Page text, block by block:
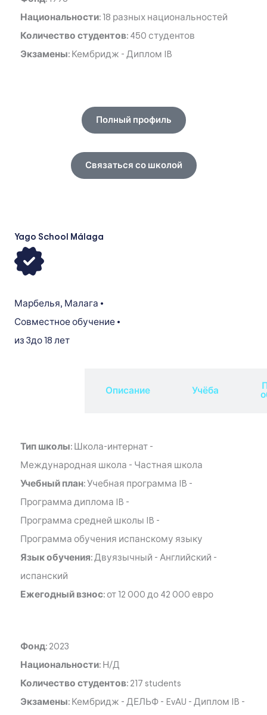
Национальности: 18 разных национальностей
Количество студентов: 450 студентов
Экзамены: Кембридж - Диплом IB
Полный профиль
Связаться со школой
Yago School Málaga
Марбелья, Малага •
Совместное обучение •
из 3до 18 лет
Описание Учёба
Тип школы: Школа-интернат -
Международная школа - Частная школа
Учебный план: Учебная программа IB -
Программа диплома IB -
Программа средней школы IB -
Программа обучения испанскому языку
Язык обучения: Двуязычный - Английский -
испанский
Ежегодный взнос: от 12 000 до 42 000 евро
Фонд: 2023
Национальности: Н/Д
Количество студентов: 217 students
Экзамены: Кембридж - ДЕЛЬФ - EvAU - Диплом IB -